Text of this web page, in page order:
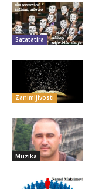
Satatatira
Zanimljivosti
Muzika